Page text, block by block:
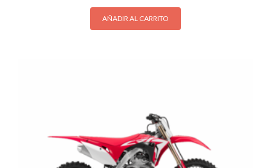
AÑADIR AL CARRITO